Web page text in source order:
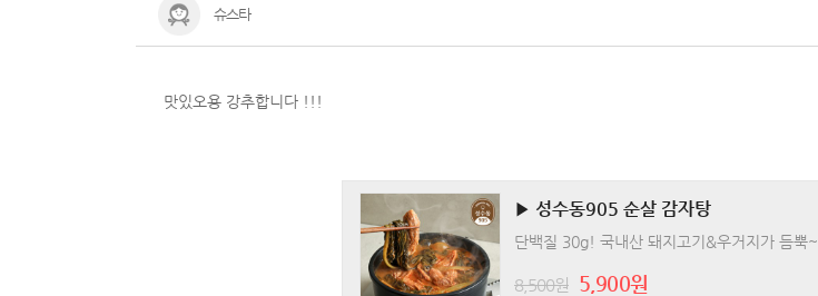
슈스타
맛있오용 강추합니다 !!!
▶ 성수동905 순살 감자탕
단백질 30g! 국내산 돼지고기&우거지가 듬뿍~
8,500원 5,900원